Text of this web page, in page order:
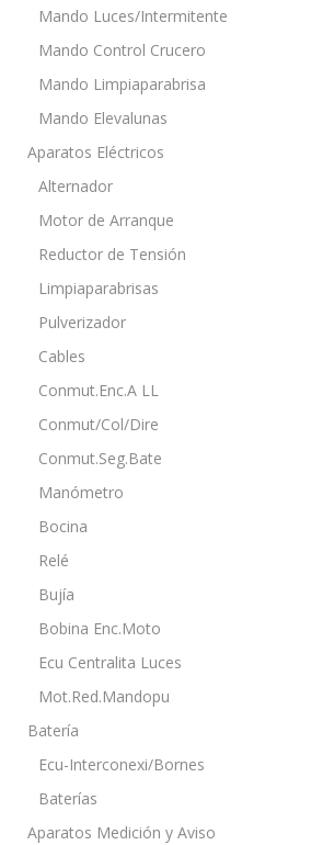
Mando Luces/Intermitente
Mando Control Crucero
Mando Limpiaparabrisa
Mando Elevalunas
Aparatos Eléctricos
Alternador
Motor de Arranque
Reductor de Tensión
Limpiaparabrisas
Pulverizador
Cables
Conmut.Enc.A LL
Conmut/Col/Dire
Conmut.Seg.Bate
Manómetro
Bocina
Relé
Bujía
Bobina Enc.Moto
Ecu Centralita Luces
Mot.Red.Mandopu
Batería
Ecu-Interconexi/Bornes
Baterías
Aparatos Medición y Aviso